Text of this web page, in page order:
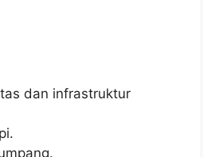
dan infrastruktur